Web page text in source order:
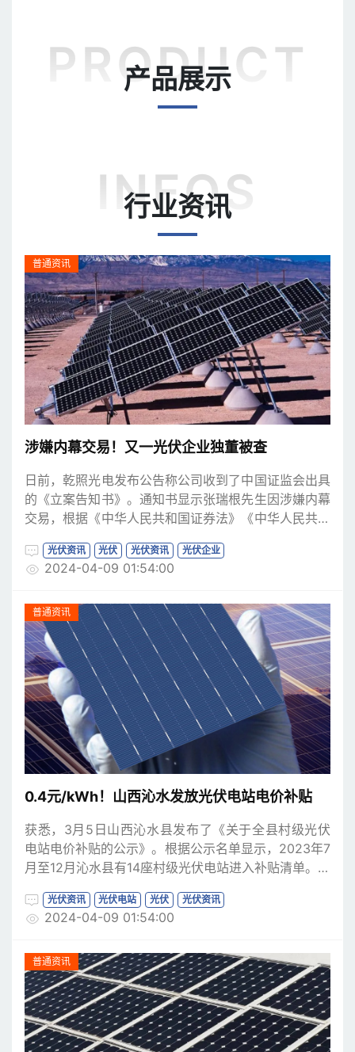
产品展示
行业资讯
普通资讯
涉嫌内幕交易！又一光伏企业独董被查
日前，乾照光电发布公告称公司收到了中国证监会出具
的《立案告知书》。通知书显示张瑞根先生因涉嫌内幕
交易，根据《中华人民共和国证券法》《中华人民共和
案。且公告显示，本次立案调查事项与乾照光电无关，
不涉及本公司股票交易，系针对其个人账户其他公司股
光伏资讯 光伏 光伏资讯 光伏企业
2024-04-09 01:54:00
普通资讯
0.4元/kWh！山西沁水发放光伏电站电价补贴
获悉，3月5日山西沁水县发布了《关于全县村级光伏
电站电价补贴的公示》。根据公示名单显示，2023年7
月至12月沁水县有14座村级光伏电站进入补贴清单。补
约合0.4元/kWh。
光伏资讯 光伏电站 光伏 光伏资讯
2024-04-09 01:54:00
普通资讯